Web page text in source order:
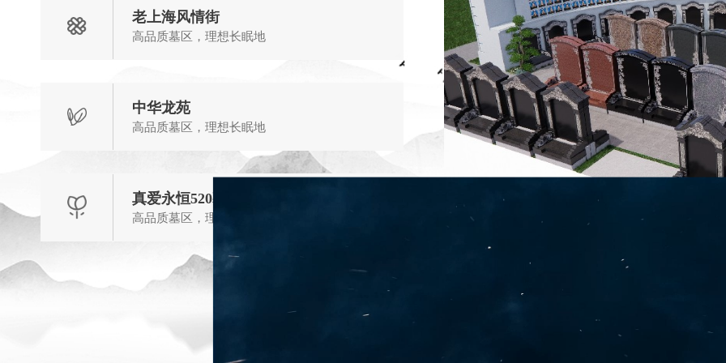
老上海风情街
高品质墓区，理想长眠地
中华龙苑
高品质墓区，理想长眠地
真爱永恒520墓区
高品质墓区，理想长眠地 凯旋门壁葬区 —— 致敬永恒，回归自然 →